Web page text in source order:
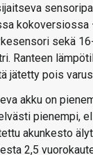
kokoversiossa
sekä
Ranteen
jätetty pois
akku on
pienempi,
akunkesto
2,5